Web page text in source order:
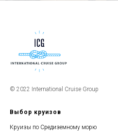
© 2022 International Cruise Group
Выбор круизов
Круизы по Средиземному морю